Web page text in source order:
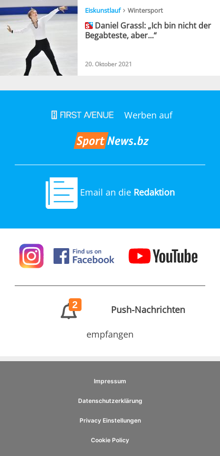
Eiskunstlauf› Wintersport
Daniel Grassl: „Ich bin nicht der
Begabteste, aber...“
20. Oktober 2021
Werben auf
Email an die Redaktion
2 Push-Nachrichten
empfangen
Impressum
Datenschutzerklärung
Privacy Einstellungen
Cookie Policy